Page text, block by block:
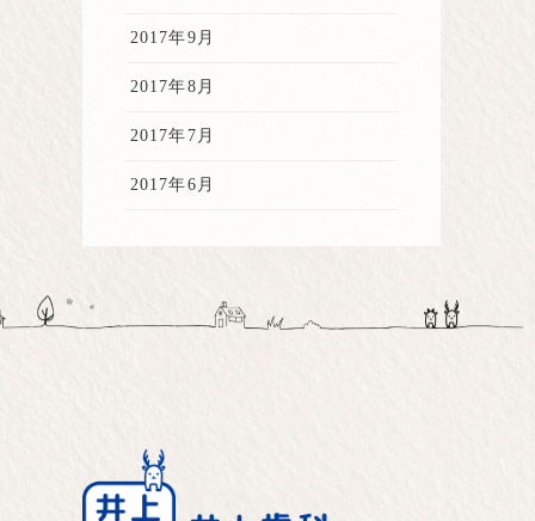
2017年9月
2017年8月
2017年7月
2017年6月